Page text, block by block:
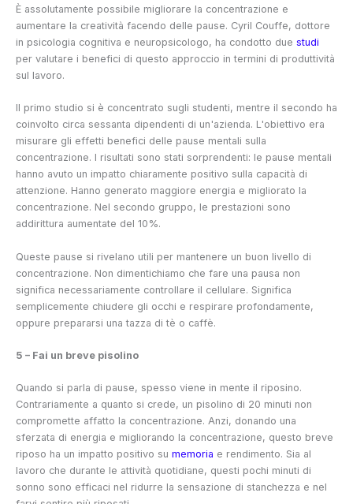
È assolutamente possibile migliorare la concentrazione e
aumentare la creatività facendo delle pause. Cyril Couffe, dottore
in psicologia cognitiva e neuropsicologo, ha condotto due studi
per valutare i benefici di questo approccio in termini di produttività
sul lavoro.
Il primo studio si è concentrato sugli studenti, mentre il secondo ha
coinvolto circa sessanta dipendenti di un'azienda. L'obiettivo era
misurare gli effetti benefici delle pause mentali sulla
concentrazione. I risultati sono stati sorprendenti: le pause mentali
hanno avuto un impatto chiaramente positivo sulla capacità di
attenzione. Hanno generato maggiore energia e migliorato la
concentrazione. Nel secondo gruppo, le prestazioni sono
addirittura aumentate del 10%.
Queste pause si rivelano utili per mantenere un buon livello di
concentrazione. Non dimentichiamo che fare una pausa non
significa necessariamente controllare il cellulare. Significa
semplicemente chiudere gli occhi e respirare profondamente,
oppure prepararsi una tazza di tè o caffè.
5 – Fai un breve pisolino
Quando si parla di pause, spesso viene in mente il riposino.
Contrariamente a quanto si crede, un pisolino di 20 minuti non
compromette affatto la concentrazione. Anzi, donando una
sferzata di energia e migliorando la concentrazione, questo breve
riposo ha un impatto positivo su memoria e rendimento. Sia al
lavoro che durante le attività quotidiane, questi pochi minuti di
sonno sono efficaci nel ridurre la sensazione di stanchezza e nel